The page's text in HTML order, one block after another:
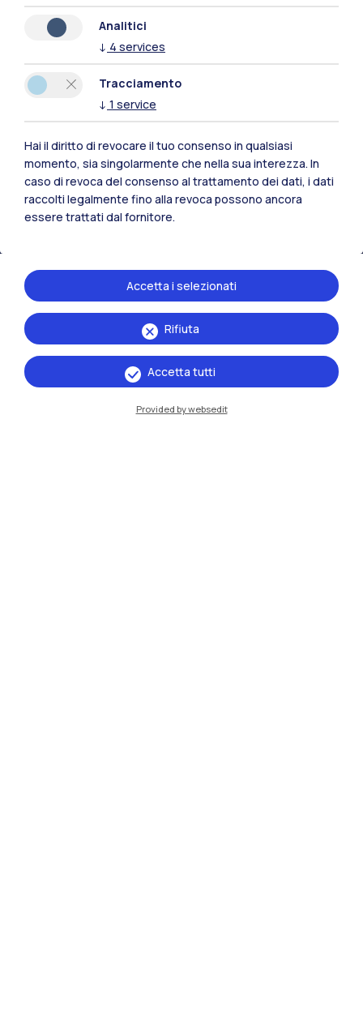
Polimi Community
Tutti i siti dell’ecosistema
Analitici
↓ 4 services
Tracciamento
↓ 1 service
Hai il diritto di revocare il tuo consenso in qualsiasi
momento, sia singolarmente che nella sua interezza. In
caso di revoca del consenso al trattamento dei dati, i dati
raccolti legalmente fino alla revoca possono ancora
essere trattati dal fornitore.
Rifiuta
Accetta i selezionati
Accetta tutti
Provided by websedit